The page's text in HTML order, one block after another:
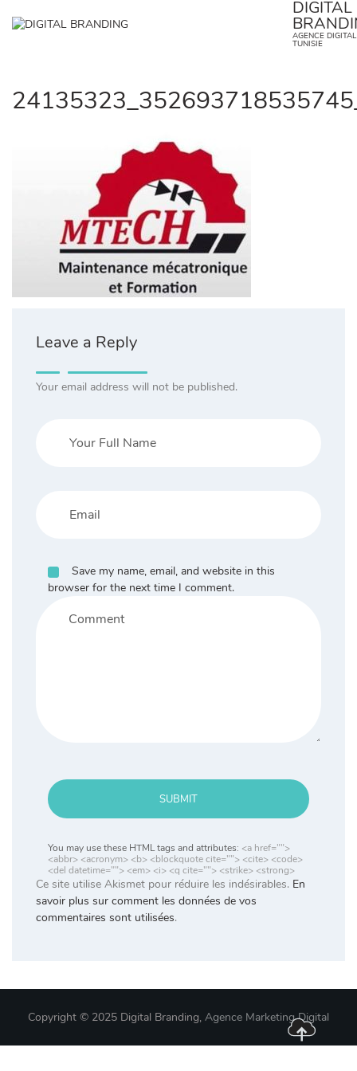
DIGITAL
AGENCE
TUNISIE
Leave a Reply
Your email address will not be published.
Save my name, email, and website in this
browser for the next time I comment.
SUBMIT
You may use these HTML tags and attributes: <a href="">
<abbr> <acronym> <b> <blockquote cite=""> <cite> <code>
<del datetime=""> <em> <i> <q cite=""> <strike> <strong>
Ce site utilise Akismet pour réduire les indésirables. En
savoir plus sur comment les données de vos
commentaires sont utilisées.
Copyright © 2025 Digital Branding, Agence Marketing Digital